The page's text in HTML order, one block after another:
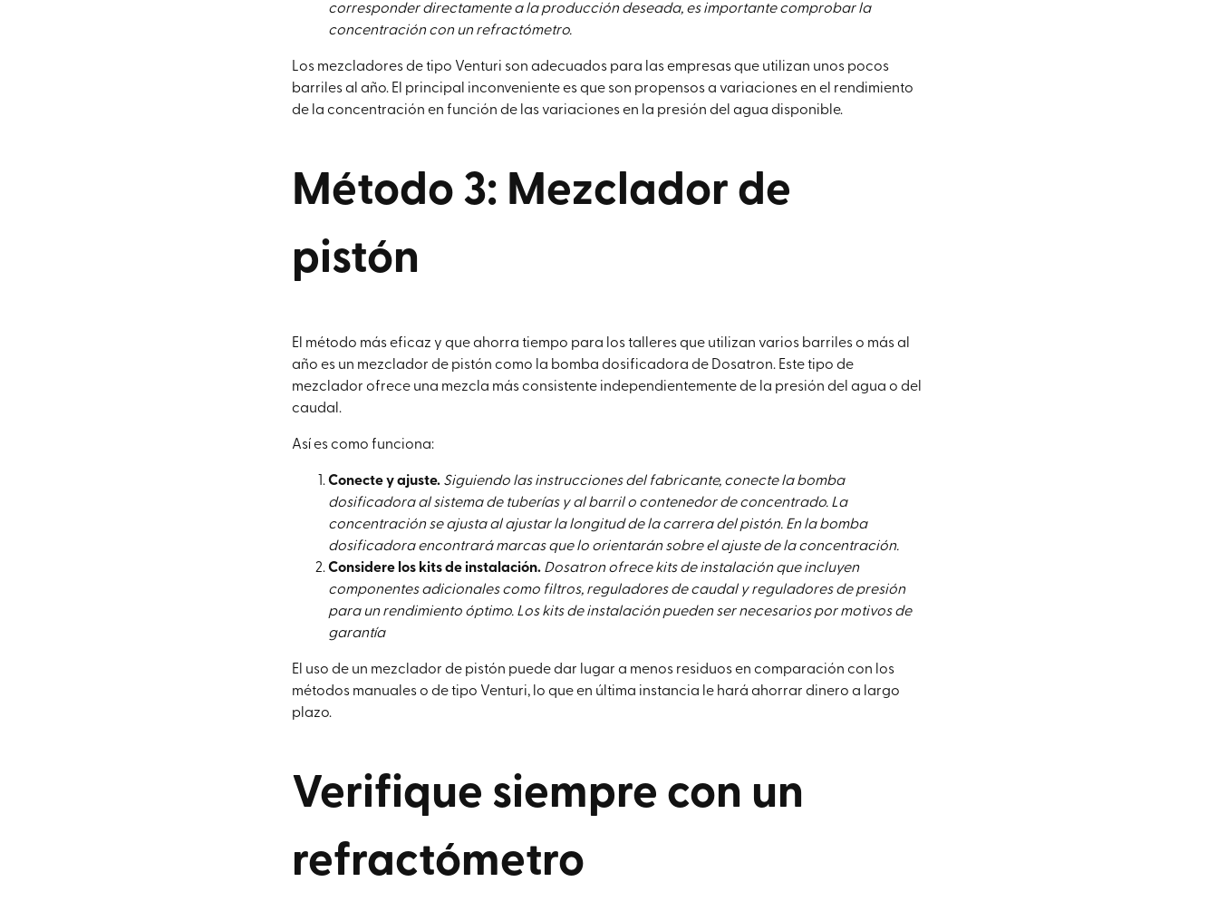
corresponder directamente a la producción deseada, es importante comprobar la
concentración con un refractómetro.
Los mezcladores de tipo Venturi son adecuados para las empresas que utilizan unos pocos
barriles al año. El principal inconveniente es que son propensos a variaciones en el rendimiento
de la concentración en función de las variaciones en la presión del agua disponible.
Método 3: Mezclador de
pistón
El método más eficaz y que ahorra tiempo para los talleres que utilizan varios barriles o más al
año es un mezclador de pistón como la bomba dosificadora de Dosatron. Este tipo de
mezclador ofrece una mezcla más consistente independientemente de la presión del agua o del
caudal.
Así es como funciona:
Conecte y ajuste. Siguiendo las instrucciones del fabricante, conecte la bomba
dosificadora al sistema de tuberías y al barril o contenedor de concentrado. La
concentración se ajusta al ajustar la longitud de la carrera del pistón. En la bomba
dosificadora encontrará marcas que lo orientarán sobre el ajuste de la concentración.
Considere los kits de instalación. Dosatron ofrece kits de instalación que incluyen
componentes adicionales como filtros, reguladores de caudal y reguladores de presión
para un rendimiento óptimo. Los kits de instalación pueden ser necesarios por motivos de
garantía
El uso de un mezclador de pistón puede dar lugar a menos residuos en comparación con los
métodos manuales o de tipo Venturi, lo que en última instancia le hará ahorrar dinero a largo
plazo.
Verifique siempre con un
refractómetro